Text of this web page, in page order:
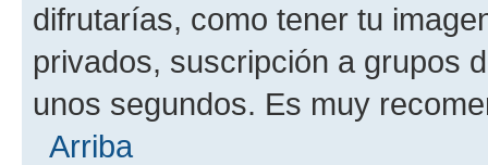
difrutarías, como tener tu
privados, suscripción a grupos
unos segundos. Es muy
Arriba